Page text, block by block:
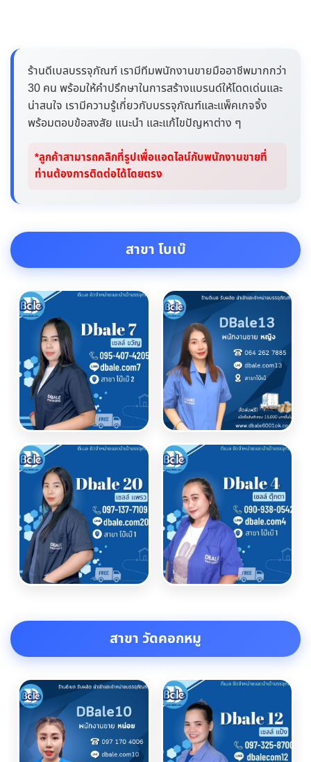
ร้านดีเบลบรรจุภัณฑ์ เรามีทีมพนักงานขายมืออาชีพมากกว่า
30 คน พร้อมให้คำปรึกษาในการสร้างแบรนด์ให้โดดเด่นและ
น่าสนใจ เรามีความรู้เกี่ยวกับบรรจุภัณฑ์และแพ็คเกจจิ้ง
พร้อมตอบข้อสงสัย แนะนำ และแก้ไขปัญหาต่าง ๆ
*ลูกค้าสามารถคลิกที่รูปเพื่อแอดไลน์กับพนักงานขายที่
ท่านต้องการติดต่อได้โดยตรง
สาขา โบเบ๊
สาขา วัดคอกหมู